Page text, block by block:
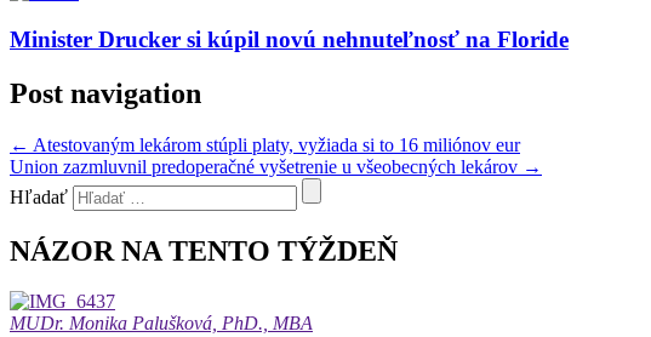
Minister Drucker si kúpil novú nehnuteľnosť na Floride
Post navigation
← Atestovaným lekárom stúpli platy, vyžiada si to 16 miliónov eur
Union zazmluvnil predoperačné vyšetrenie u všeobecných lekárov →
Hľadať
NÁZOR NA TENTO TÝŽDEŇ
MUDr. Monika Palušková, PhD., MBA